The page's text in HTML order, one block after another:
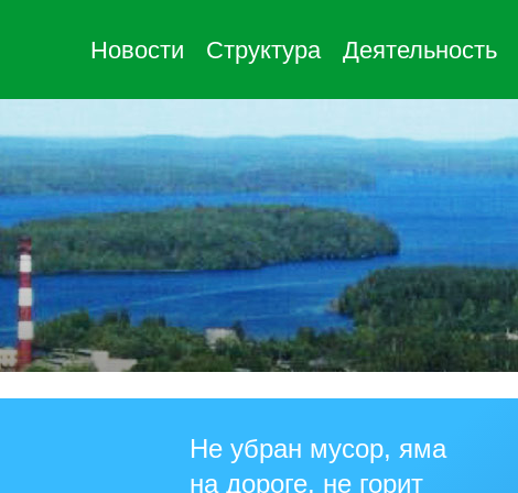
Новости Структура Деятельность
Не убран мусор, яма
на дороге, не горит